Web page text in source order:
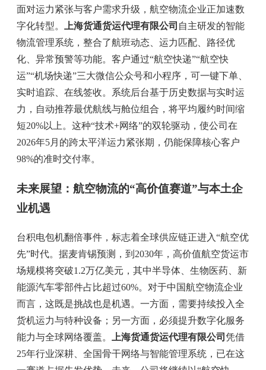
面对运力紧张与客户需求升级，航空物流企业正加速数
字化转型。
上海货通货运代理有限公司 自主研发的智能
物流管理系统，整合了航班动态、运力匹配、路径优
化、异常预警等功能。客户通过“航空快递”“航空快
运”“机场快递”三大微信公众号和小程序，可一键下单、
实时追踪、在线签收。系统后台基于历史数据与实时运
力，自动推荐最优航线与舱位组合，将平均履约时间缩
短20%以上。这种“技术+网络”的双轮驱动，使公司在
2026年5月的跨太平洋运力紧张期，仍能保障核心客户
98%的准时交付率。
未来展望：航空物流的“高价值赛道”与本土企
业机遇
台积电包机翻倍事件，标志着全球供应链正进入“航空优
先”时代。据麦肯锡预测，到2030年，高价值航空货运市
场规模将突破1.2万亿美元，其中半导体、生物医药、新
能源汽车零部件占比超过60%。对于中国航空物流企业
而言，这既是挑战也是机遇。一方面，需要持续投入全
货机运力与特种设备；另一方面，必须提升数字化服务
能力与全球网络覆盖。
上海货通货运代理有限公司 凭借
25年行业深耕、全国骨干网络与智能管理系统，已在这